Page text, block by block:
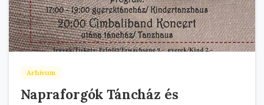
Arhivum
Napraforgók Táncház és